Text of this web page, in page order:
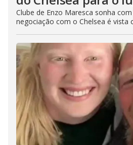
Clube de Enzo Maresca sonha
negociação com o Chelsea é vista